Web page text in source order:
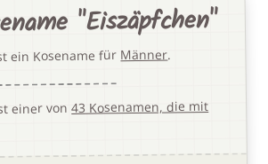
"Eiszäpfchen"
ein Kosename fürMänner.
einer von43 Kosenamen, die mit